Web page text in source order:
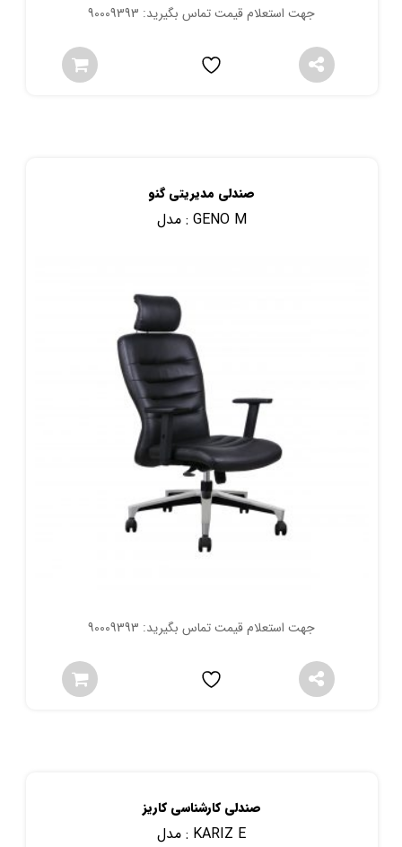
جهت استعلام قیمت تماس بگیرید: 90009393
صندلی مدیریتی گنو
مدل : GENO M
جهت استعلام قیمت تماس بگیرید: 90009393
صندلی کارشناسی کاریز
مدل : KARIZ E